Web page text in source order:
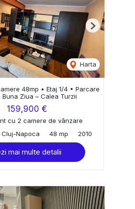
Harta
Next
48mp • Etaj 1/4 • Parcare
Buna Ziua – Calea Turzii
159,900 €
cu 2 camere de vânzare
Napoca
48 mp 2010
mai multe detalii